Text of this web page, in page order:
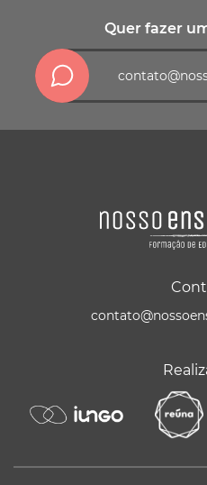
Quer fazer
Instituto Iungo